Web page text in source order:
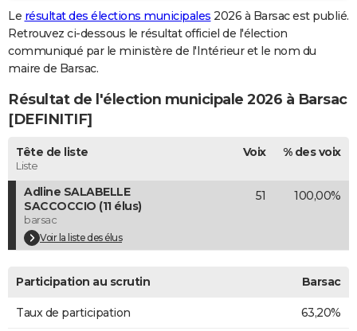
Destinations
City break
Voyage nature
Voyage de noces
Forum
Climat
+
PHOTO
GUIDES D'ACHAT
CARTE DE VOEUX
Carte de Noël
Carte Bonne année
Carte Saint-Valentin
Carte Pâques
Carte d'anniversaire
DICTIONNAIRE
PROGRAMME TV
COPAINS D'AVANT
S'inscrire
Se connecter
Lycées
Collèges
Primaires
Universités
Entreprises
Service militaire
Avis de recherche
AVIS DE DÉCÈS
FORUM
Bricolage
Lifestyle
Culture
Sport
Auto
Television
Voyage
Cinema
Le résultat des élections municipales 2026 à Barsac est publié.
Retrouvez ci-dessous le résultat officiel de l'élection
communiqué par le ministère de l'Intérieur et le nom du
maire de Barsac.
Résultat de l'élection municipale 2026 à Barsac
[DEFINITIF]
Tête de liste
Liste
Voix % des voix
Adline SALABELLE
SACCOCCIO (11 élus)
barsac
Voir la liste des élus
51 100,00%
Participation au scrutin Barsac
Taux de participation 63,20%